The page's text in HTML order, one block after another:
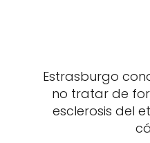
Estrasburgo
no tratar de
esclerosis del